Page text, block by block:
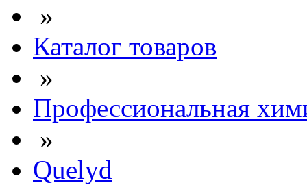
»
Каталог товаров
»
Профессиональная
»
Quelyd